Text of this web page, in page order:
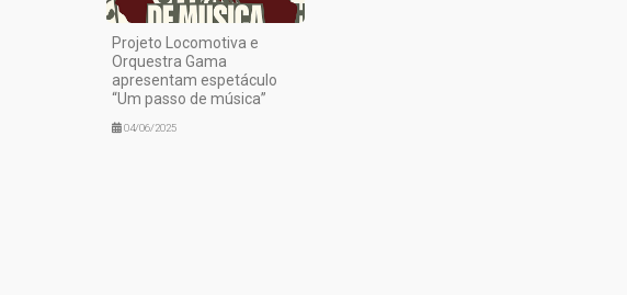
Projeto Locomotiva e
Orquestra Gama
apresentam espetáculo
“Um passo de música”
04/06/2025